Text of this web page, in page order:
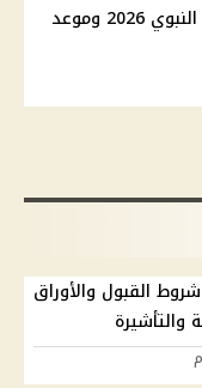
موقف ترحيل إجازة المولد النبوي 2026 وموعد
خارج مصر 2026.. شروط القبول والأوراق
والتأشيرة